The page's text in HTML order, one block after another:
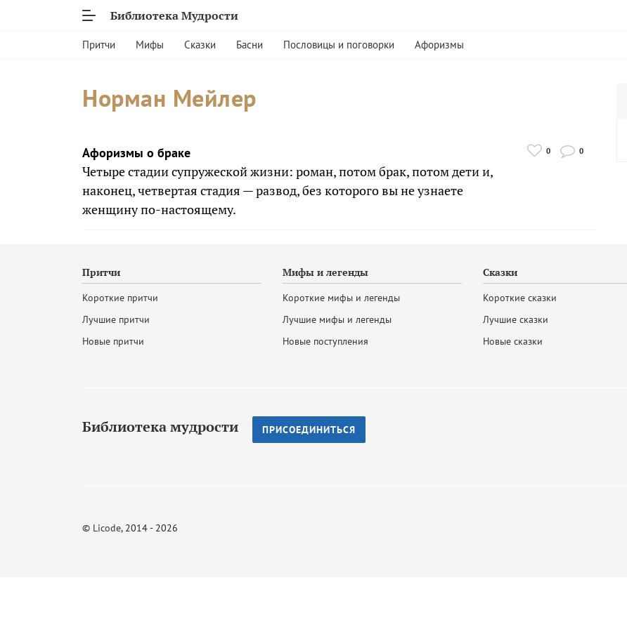
Библиотека Мудрости
Притчи Мифы Сказки Басни Пословицы и поговорки Афоризмы
Норман Мейлер
Афоризмы о браке
Четыре стадии супружеской жизни: роман, потом брак, потом дети и,
наконец, четвертая стадия — развод, без которого вы не узнаете
женщину по-настоящему.
0 0
Притчи
Короткие притчи
Лучшие притчи
Новые притчи
Мифы и легенды
Короткие мифы и легенды
Лучшие мифы и легенды
Новые поступления
Сказки
Короткие сказки
Лучшие сказки
Новые сказки
Библиотека мудрости ПРИСОЕДИНИТЬСЯ
© Licode, 2014 - 2026